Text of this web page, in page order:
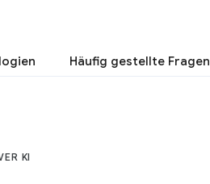
Häufig gestellte Fragen
KI